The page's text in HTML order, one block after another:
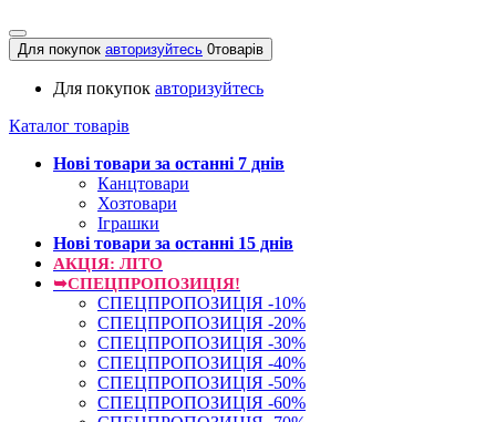
Для покупок авторизуйтесь 0товарів
Для покупок авторизуйтесь
Каталог товарів
Нові товари за останнi 7 днiв
Канцтовари
Хозтовари
Іграшки
Нові товари за останнi 15 днiв
АКЦІЯ: ЛІТО
➥СПЕЦПРОПОЗИЦІЯ!
СПЕЦПРОПОЗИЦІЯ -10%
СПЕЦПРОПОЗИЦІЯ -20%
СПЕЦПРОПОЗИЦІЯ -30%
СПЕЦПРОПОЗИЦІЯ -40%
СПЕЦПРОПОЗИЦІЯ -50%
СПЕЦПРОПОЗИЦІЯ -60%